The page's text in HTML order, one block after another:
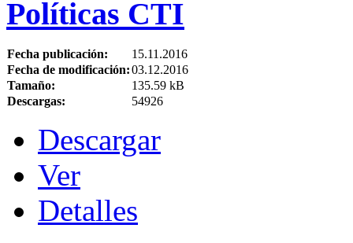
Políticas CTI
Fecha publicación:
15.11.2016
Fecha de modificación:03.12.2016
Tamaño:
135.59 kB
Descargas:
54926
Descargar
Ver
Detalles